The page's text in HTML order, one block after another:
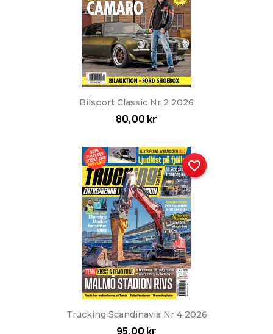
Bilsport Classic Nr 2 2026
80,00 kr
Trucking Scandinavia Nr 4 2026
95,00 kr
favorite_border